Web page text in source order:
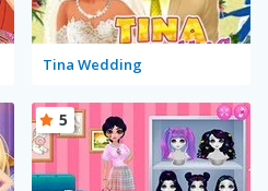
Tina Wedding
5